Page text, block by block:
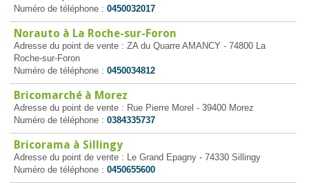
Numéro de téléphone : 0450032017
Norauto à La Roche-sur-Foron
Adresse du point de vente : ZA du Quarre AMANCY - 74800 La
Roche-sur-Foron
Numéro de téléphone : 0450034812
Bricomarché à Morez
Adresse du point de vente : Rue Pierre Morel - 39400 Morez
Numéro de téléphone : 0384335737
Bricorama à Sillingy
Adresse du point de vente : Le Grand Epagny - 74330 Sillingy
Numéro de téléphone : 0450655600